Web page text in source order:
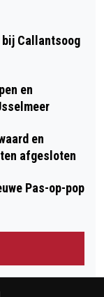
KAS
OP
bij Callantsoog
en
en
afgesloten
Pas-op-pop